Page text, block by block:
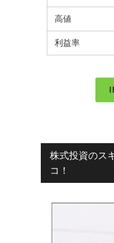
高値
利益率
株式投資のス
コ！